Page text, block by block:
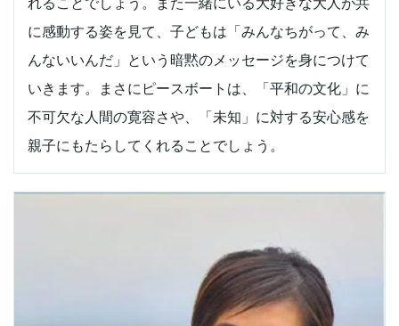
に感動する姿を見て、子どもは「みんなちがって、み
んないいんだ」という暗黙のメッセージを身につけて
いきます。まさにピースボートは、「平和の文化」に
不可欠な人間の寛容さや、「未知」に対する安心感を
親子にもたらしてくれることでしょう。